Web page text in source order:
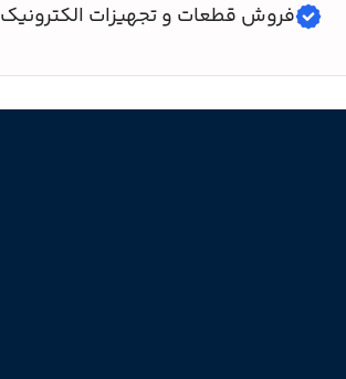
فروش قطعات و تجهیزات الکترونیک